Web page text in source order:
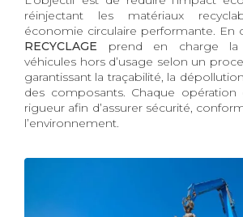
réinjectant les matériaux
économie circulaire performante. En
RECYCLAGE prend en charge la
véhicules hors d’usage selon un
garantissant la traçabilité, la
des composants. Chaque
rigueur afin d’assurer sécurité,
l’environnement.